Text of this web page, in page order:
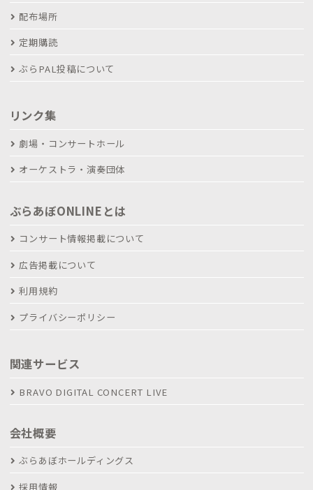
配布場所
定期購読
ぶらPAL投稿について
リンク集
劇場・コンサートホール
オーケストラ・演奏団体
ぶらあぼONLINEとは
コンサート情報掲載について
広告掲載について
利用規約
プライバシーポリシー
関連サービス
BRAVO DIGITAL CONCERT LIVE
会社概要
ぶらあぼホールディングス
採用情報